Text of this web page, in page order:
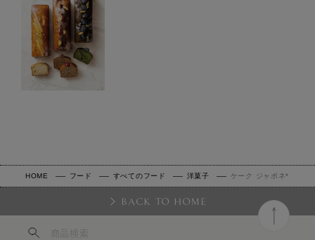
HOME フード すべてのフード 洋菓子 ケーク ジャポネ*
BACK TO HOME